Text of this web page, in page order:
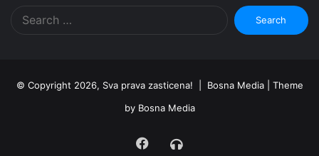
Search
for:
© Copyright 2026, Sva prava zasticena! | Bosna Media | Theme
by Bosna Media
Facebook
Radio